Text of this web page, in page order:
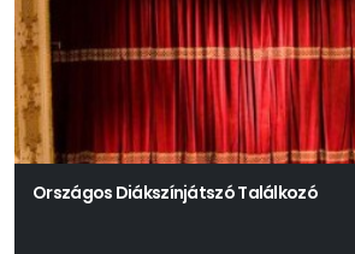
Országos Diákszínjátszó Találkozó